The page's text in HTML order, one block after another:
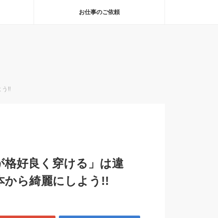
お仕事のご依頼
う!!
格好良く穿ける」は違
から綺麗にしよう!!